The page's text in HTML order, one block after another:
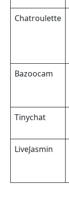
Chatroulette
Bazoocam
Tinychat
LiveJasmin